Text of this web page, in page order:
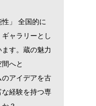
性」 全国的に
ギャラリーとし
す。蔵の魅力
へと
アイデアを古
な経験を持つ専